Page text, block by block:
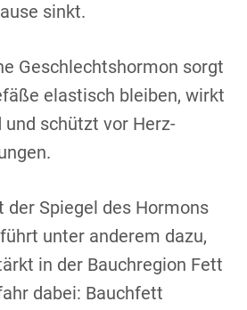
sinkt.
Geschlechtshormon sorgt
elastisch bleiben, wirkt
schützt vor Herz-
Spiegel des Hormons
unter anderem dazu,
in der Bauchregion Fett
dabei: Bauchfett